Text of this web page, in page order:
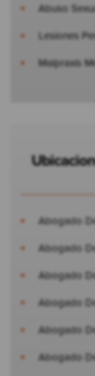
Abuso
Lesiones
Malpraxis
Abogado
Abogado
Abogado
Abogado
Abogado
Abogado